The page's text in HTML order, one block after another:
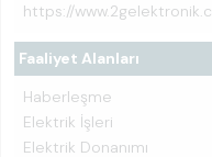
https://
Faaliyet Alanları
Haberleşme
Elektrik İşleri
Elektrik Donanımı